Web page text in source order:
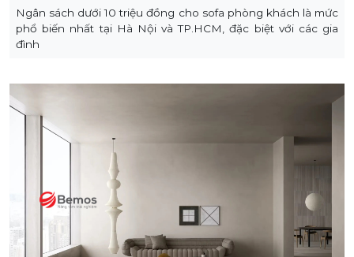
Ngân sách dưới 10 triệu đồng cho sofa phòng khách là mức
phổ biến nhất tại Hà Nội và TP.HCM, đặc biệt với các gia
đình